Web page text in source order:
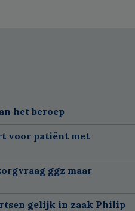
het beroep
voor patiënt met
ggz maar
gelijk in zaak Philip